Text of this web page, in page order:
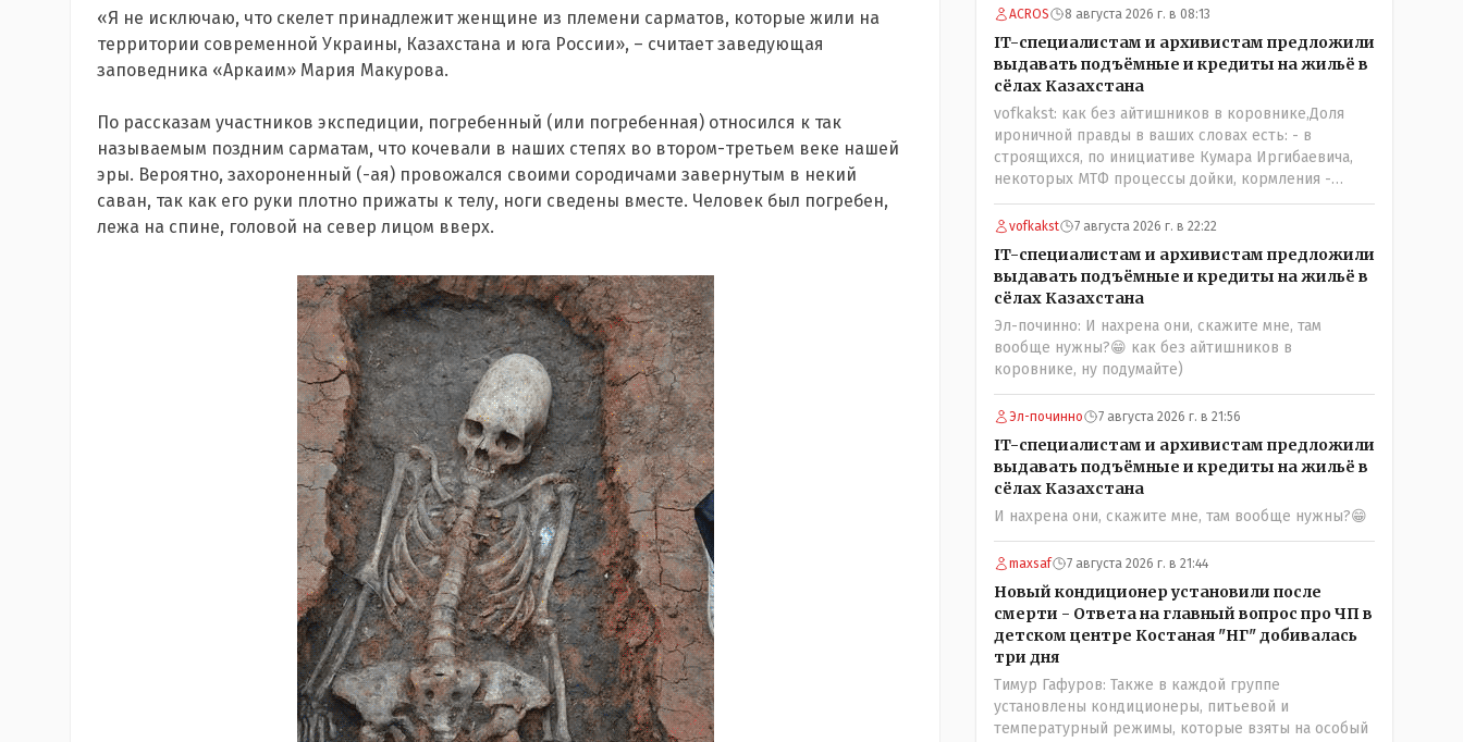
«Я не исключаю, что скелет принадлежит женщине из племени сарматов, которые жили на
территории современной Украины, Казахстана и юга России», – считает заведующая
заповедника «Аркаим» Мария Макурова.
По рассказам участников экспедиции, погребенный (или погребенная) относился к так
называемым поздним сарматам, что кочевали в наших степях во втором-третьем веке нашей
эры. Вероятно, захороненный (-ая) провожался своими сородичами завернутым в некий
саван, так как его руки плотно прижаты к телу, ноги сведены вместе. Человек был погребен,
лежа на спине, головой на север лицом вверх.
инопланетянин? Появился неизвестно откуда,
холдинг и теперь против президента выступает!
Вот ни капельки ему не поверю, что он действует в
интересах страны, про народ уже и не говорю!
Опять какие то закулисные игры?
ACROS 8 августа 2026 г. в 08:13
IT-специалистам и архивистам предложили
выдавать подъёмные и кредиты на жильё в
сёлах Казахстана
vofkakst: как без айтишников в коровнике,Доля
ироничной правды в ваших словах есть: - в
строящихся, по инициативе Кумара Иргибаевича,
некоторых МТФ процессы дойки, кормления -
оцифрованы и иногда эти программы дают сбой - и
тогда они нужны, хотя я насколько в курсе своей
можно решать и устранять эти сбои и удалённо -
лёжа на диване, в городе. Но, этих современных и
оцифрованных МТФ критично мало для массового
переезда лохматых и обкуренных молодых ребят
из города в село, да и те МТФ я по опыту
подозреваю, скоро перейдут на обслуживание с
помошью кувалды, китайского скотча, алюминевой
проволоки и русского мата. Вот где работать в селе
именно АРХИВАРИУСАМ - понятие не имею-
допустим все мои архивы по работе и по семейной
жизни - помещаются в одну дешёвую китайскую
флешку купленную на оптушке на Складской за 1
000 тенге. Впрочем, не надо гадать: - это замутили
гос.бюджету- наверняка они знают что делают.
vofkakst 7 августа 2026 г. в 22:22
IT-специалистам и архивистам предложили
выдавать подъёмные и кредиты на жильё в
сёлах Казахстана
Эл-починно: И нахрена они, скажите мне, там
вообще нужны?😁 как без айтишников в
коровнике, ну подумайте)
Эл-починно 7 августа 2026 г. в 21:56
IT-специалистам и архивистам предложили
выдавать подъёмные и кредиты на жильё в
сёлах Казахстана
И нахрена они, скажите мне, там вообще нужны?😁
maxsaf 7 августа 2026 г. в 21:44
Новый кондиционер установили после
смерти - Ответа на главный вопрос про ЧП в
детском центре Костаная "НГ" добивалась
три дня
Тимур Гафуров: Также в каждой группе
установлены кондиционеры, питьевой и
температурный режимы, которые взяты на особый